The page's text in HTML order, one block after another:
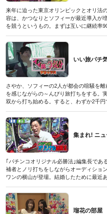
来年に迫った東京オリンピックとオリ法
容は、かつなりとソフィーが最近導入が
を競うというもの。まずは互いに継続率
どこまで記録を伸ばせるのか!? そしてソ
のか…!?
(パチンコオリジナル必勝法デラックス
2019年6月20日発売号)
いい旅パチ
さやか、ソフィーの2人が都会の喧騒を
を感じながらの～んびり旅打ちをする。
双から打ち始める。すると、わずか2千
人は旅先で勝利を掴めるか!?
(パチンコオリジナル必勝法デラックス
2019年6月20日発売号)
集まれ! ニ
｢パチンコオリジナル必勝法｣編集長であ
補者とノリ打ちをしながらオーディショ
ワンの横山が登場。結婚したために最近
られたようだが、横山は運留にハマるこ
(パチンコオリジナル必勝法デラックス
2019年6月20日発売号)
瑠花の部屋